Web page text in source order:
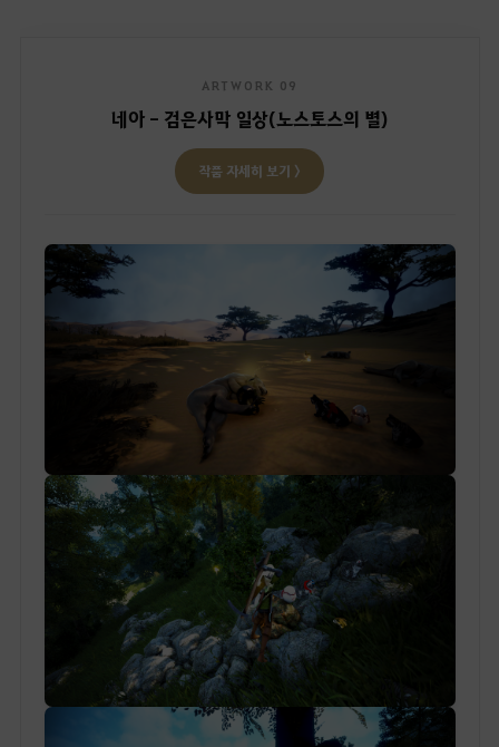
ARTWORK 09
네아 - 검은사막 일상(노스토스의 별)
작품 자세히 보기 〉